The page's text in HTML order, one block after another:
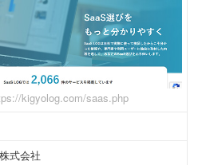
kigyolog.com/saas.php
式会社